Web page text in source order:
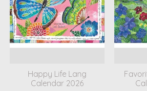
Happy Life Lang
Calendar 2026